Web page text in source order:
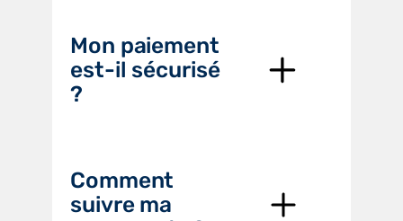
Mon paiement
est-il sécurisé
?
Comment
suivre ma